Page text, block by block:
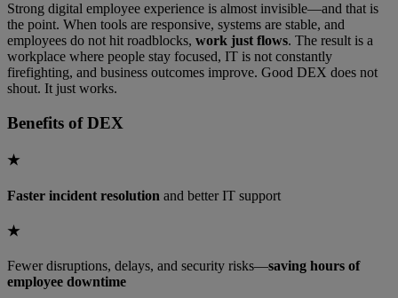
Strong digital employee experience is almost invisible—and that is
the point. When tools are responsive, systems are stable, and
employees do not hit roadblocks, work just flows. The result is a
workplace where people stay focused, IT is not constantly
firefighting, and business outcomes improve. Good DEX does not
shout. It just works.
Benefits ofDEX
★
Faster incident resolution and better IT support
★
Fewer disruptions, delays, and security risks—saving hours of
employee downtime